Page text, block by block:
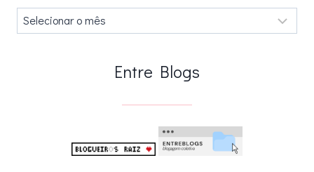
Arquivos
Entre Blogs